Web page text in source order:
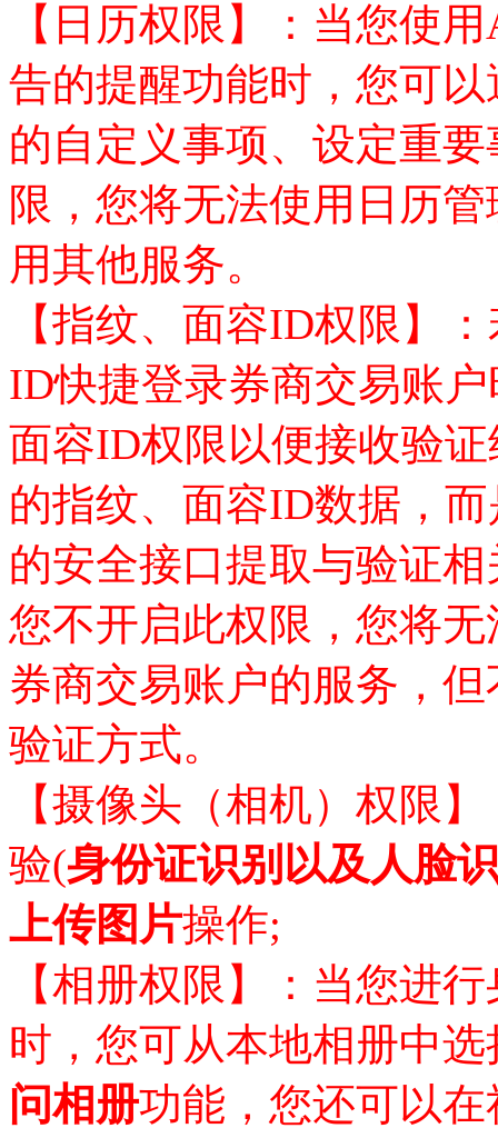
【 日历权限】：当您使用
告的提醒功能时，您可
的自定义事项、设定重
限，您将无法使用日历
用其他服务。
【指纹、面容ID权限】
ID快捷登录券商交易账
面容ID权限以便接收验
的指纹、面容ID数据，
的安全接口提取与验证
您不开启此权限，您将
券商交易账户的服务，
验证方式。
【摄像头（相机）权限
验(身份证识别以及人脸
上传图片操作;
【相册权限】：当您进
时，您可从本地相册中
问相册功能，您还可以